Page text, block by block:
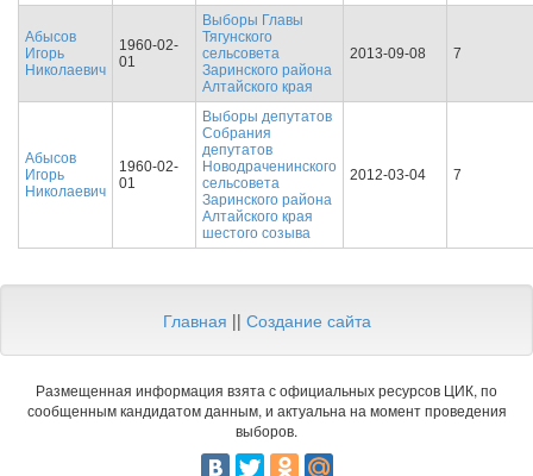
Абысов
Игорь
Николаевич
1960-02-
01
Выборы Главы
Тягунского
сельсовета
Заринского района
Алтайского края
2013-09-08 7
Абысов
Игорь
Николаевич
1960-02-
01
Выборы депутатов
Собрания
депутатов
Новодраченинского
сельсовета
Заринского района
Алтайского края
шестого созыва
2012-03-04 7
Главная || Создание сайта
Размещенная информация взята с официальных ресурсов ЦИК, по
сообщенным кандидатом данным, и актуальна на момент проведения
выборов.